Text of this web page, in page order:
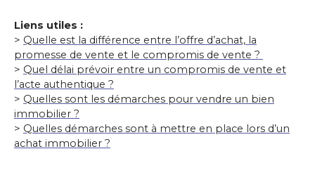
Liens utiles :
> Quelle est la différence entre l’offre d’achat, la
promesse de vente et le compromis de vente ?
> Quel délai prévoir entre un compromis de vente et
l’acte authentique ?
> Quelles sont les démarches pour vendre un bien
immobilier ?
> Quelles démarches sont à mettre en place lors d’un
achat immobilier ?